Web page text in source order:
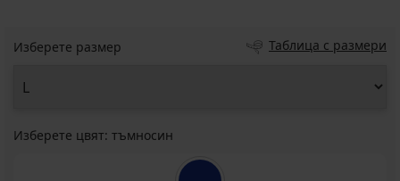
Изберете размер Таблица с размери
Изберете цвят: тъмносин